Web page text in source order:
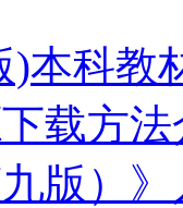
)本科教
载方法
九版）